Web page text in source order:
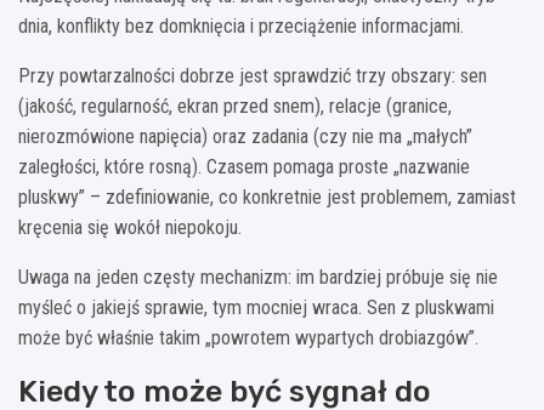
dnia, konflikty bez domknięcia i przeciążenie informacjami.
Przy powtarzalności dobrze jest sprawdzić trzy obszary: sen
(jakość, regularność, ekran przed snem), relacje (granice,
nierozmówione napięcia) oraz zadania (czy nie ma „małych”
zaległości, które rosną). Czasem pomaga proste „nazwanie
pluskwy” – zdefiniowanie, co konkretnie jest problemem, zamiast
kręcenia się wokół niepokoju.
Uwaga na jeden częsty mechanizm: im bardziej próbuje się nie
myśleć o jakiejś sprawie, tym mocniej wraca. Sen z pluskwami
może być właśnie takim „powrotem wypartych drobiazgów”.
Kiedy to może być sygnał do